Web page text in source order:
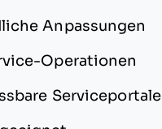
Anpassungen
Operationen
Serviceportale